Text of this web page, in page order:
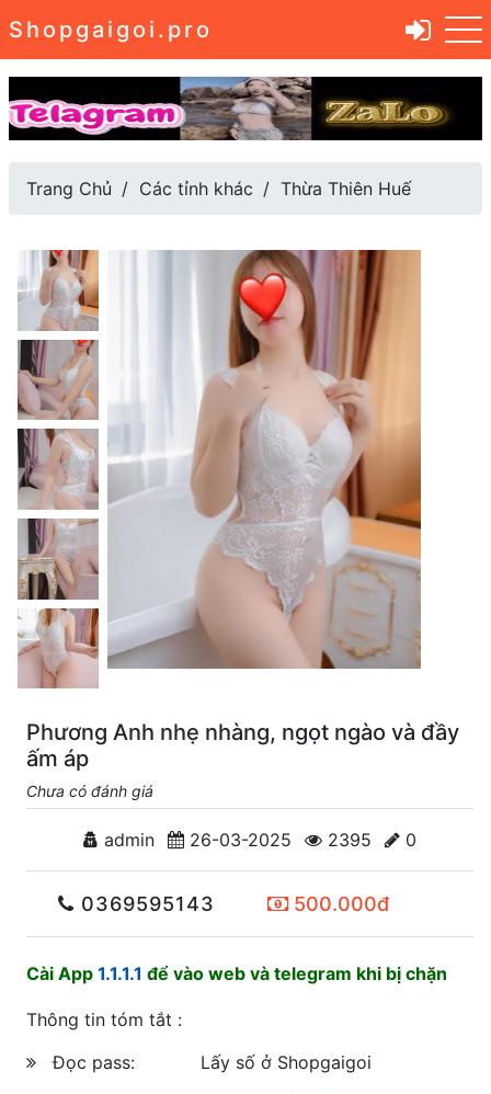
Shopgaigoi.pro
Trang Chủ Các tỉnh khác Thừa Thiên Huế
Phương Anh nhẹ nhàng, ngọt ngào và đầy
ấm áp
Chưa có đánh giá
admin 26-03-2025 2395 0
0369595143 500.000đ
Cài App 1.1.1.1 để vào web và telegram khi bị chặn
Thông tin tóm tắt :
Đọc pass:
Lấy số ở Shopgaigoi